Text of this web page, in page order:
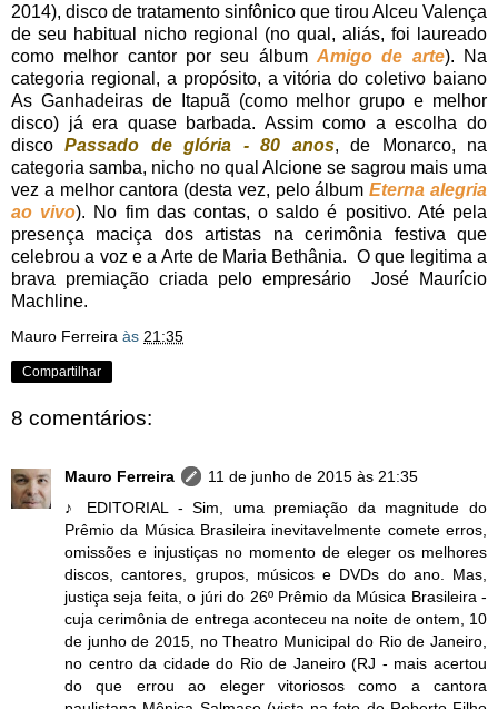
2014), disco de tratamento sinfônico que tirou Alceu Valença
de seu habitual nicho regional (no qual, aliás, foi laureado
como melhor cantor por seu álbum Amigo de arte). Na
categoria regional, a propósito, a vitória do coletivo baiano
As Ganhadeiras de Itapuã (como melhor grupo e melhor
disco) já era quase barbada. Assim como a escolha do
discoPassado de glória - 80 anos, de Monarco, na
categoria samba, nicho no qual Alcione se sagrou mais uma
vez a melhor cantora (desta vez, pelo álbumEterna alegria
ao vivo). No fim das contas, o saldo é positivo. Até pela
presença maciça dos artistas na cerimônia festiva que
celebrou a voz e a Arte de Maria Bethânia. O que legitima a
brava premiação criada pelo empresário José Maurício
Machline.
Mauro Ferreira às 21:35
Compartilhar
8 comentários:
Mauro Ferreira
11 de junho de 2015 às 21:35
♪ EDITORIAL - Sim, uma premiação da magnitude do
Prêmio da Música Brasileira inevitavelmente comete erros,
omissões e injustiças no momento de eleger os melhores
discos, cantores, grupos, músicos e DVDs do ano. Mas,
justiça seja feita, o júri do 26º Prêmio da Música Brasileira -
cuja cerimônia de entrega aconteceu na noite de ontem, 10
de junho de 2015, no Theatro Municipal do Rio de Janeiro,
no centro da cidade do Rio de Janeiro (RJ - mais acertou
do que errou ao eleger vitoriosos como a cantora